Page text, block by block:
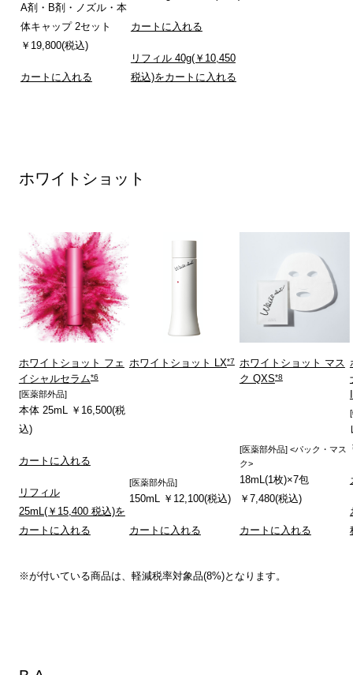
A剤・B剤・ノズル・本
体キャップ 2セット
￥19,800(税込)
カートに入れる
カートに入れる
リフィル 40g(￥10,450
税込)をカートに入れる
ホワイトショット
ホワイトショット フェ
イシャルセラム*6
[医薬部外品]
本体 25mL ￥16,500(税
込)
カートに入れる
リフィル
25mL(￥15,400 税込)を
カートに入れる
ホワイトショット LX*7
[医薬部外品]
150mL ￥12,100(税込)
カートに入れる
ホワイトショット マス
ク QXS*8
[医薬部外品] <パック・マス
ク>
18mL(1枚)×7包
￥7,480(税込)
カートに入れる
※が付いている商品は、軽減税率対象品(8%)となります。